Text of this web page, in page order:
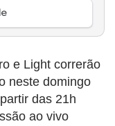
e Light correrão
neste domingo
das 21h
ao vivo